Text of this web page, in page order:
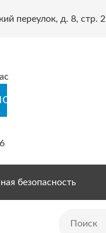
переулок, д. 8, стр. 2
безопасность